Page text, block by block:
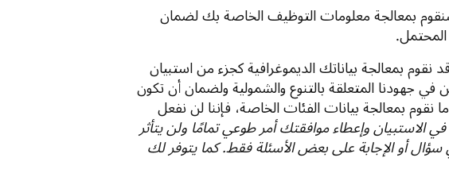
بمعالجة معلومات التوظيف الخاصة بك لضمان
المحتمل.
نقوم بمعالجة بياناتك الديموغرافية كجزء من استبيان
جهودنا المتعلقة بالتنوع والشمولية ولضمان أن تكون
بمعالجة بيانات الفئات الخاصة، فإننا لن نفعل
الاستبيان وإعطاء موافقتك أمر طوعي تمامًا ولن يتأثر
أو الإجابة على بعض الأسئلة فقط. كما يتوفر لك